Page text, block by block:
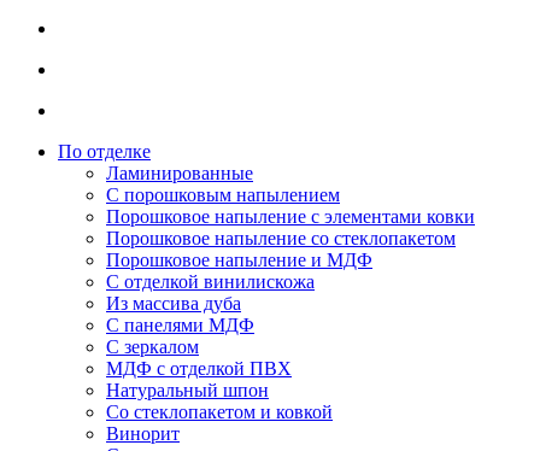
По отделке
Ламинированные
С порошковым напылением
Порошковое напыление с элементами ковки
Порошковое напыление со стеклопакетом
Порошковое напыление и МДФ
С отделкой винилискожа
Из массива дуба
С панелями МДФ
С зеркалом
МДФ с отделкой ПВХ
Натуральный шпон
Со стеклопакетом и ковкой
Винорит